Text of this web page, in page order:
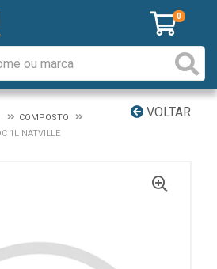
0
VOLTAR
COMPOSTO
1L NATVILLE